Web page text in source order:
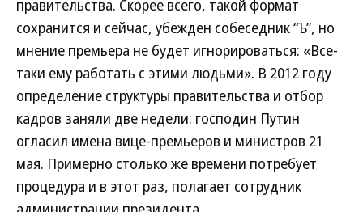
правительства. Скорее всего, такой формат
сохранится и сейчас, убежден собеседник “Ъ”, но
мнение премьера не будет игнорироваться: «Все-
таки ему работать с этими людьми». В 2012 году
определение структуры правительства и отбор
кадров заняли две недели: господин Путин
огласил имена вице-премьеров и министров 21
мая. Примерно столько же времени потребует
процедура и в этот раз, полагает сотрудник